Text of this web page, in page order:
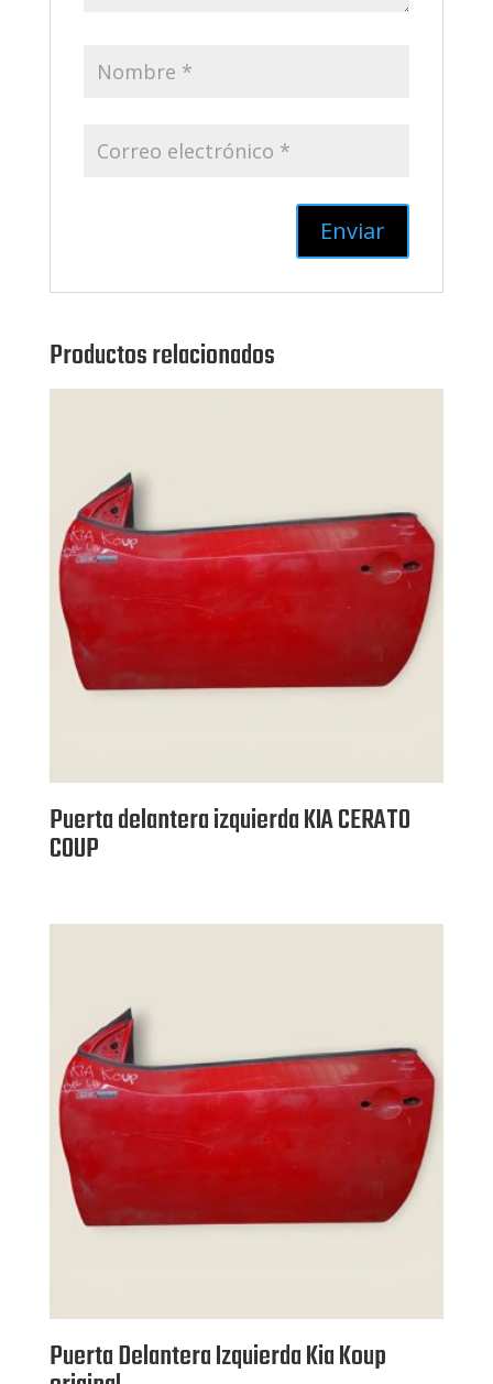
Productos relacionados
Puerta delantera izquierda KIA CERATO
COUP
Puerta Delantera Izquierda Kia Koup